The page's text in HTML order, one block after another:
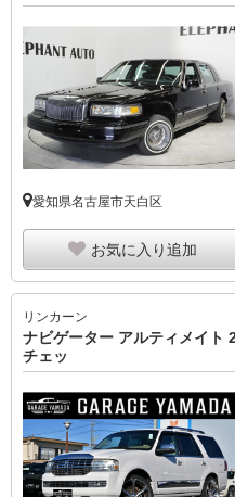
愛知県名古屋市天白区
お気に入り追加
リンカーン
ナビゲーター アルティメイト
チェッ